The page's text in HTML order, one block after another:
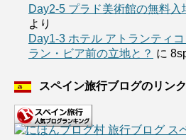
Day2-5 プラド美術館の無料
より
Day1-3 ホテル アトランティ
ラン・ビア前の立地と？ に
スペイン旅行ブログのリン